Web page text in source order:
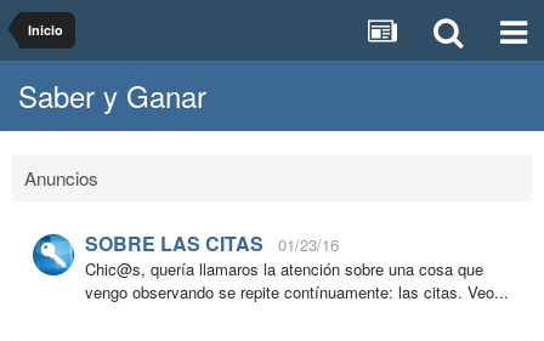
Inicio
Saber y Ganar
Anuncios
SOBRE LAS CITAS
01/23/16
Chic@s, quería llamaros la atención sobre una cosa que
vengo observando se repite contínuamente: las citas. Veo...